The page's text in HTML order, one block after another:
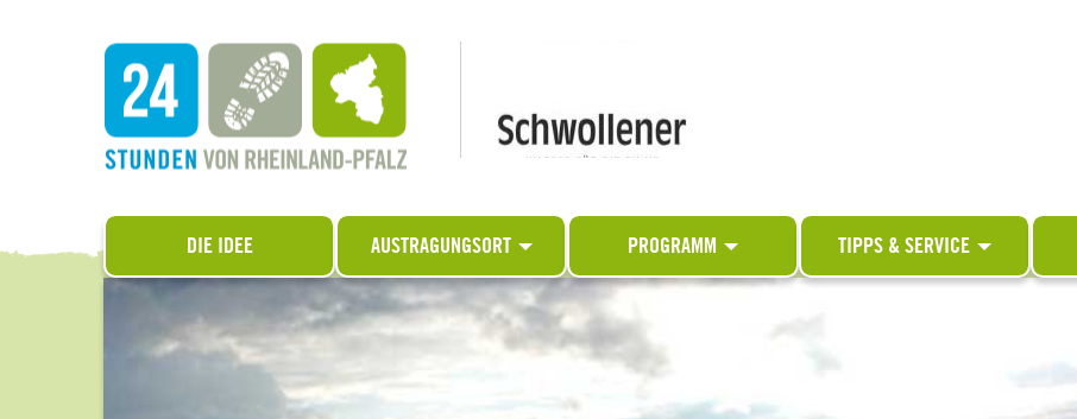
DIE IDEE AUSTRAGUNGSORT PROGRAMM TIPPS & SERVICE